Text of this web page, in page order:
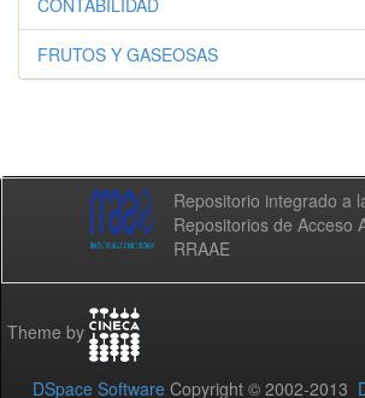
CONTABILIDAD
FRUTOS Y GASEOSAS
Repositorio integrado a
Repositorios de Acceso
RRAAE
Theme by
DSpace Software Copyright © 2002-2013